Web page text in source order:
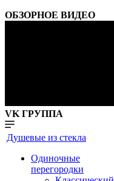
ОБЗОРНОЕ ВИДЕО
VK ГРУППА
Душевые из стекла
Одиночные
перегородки